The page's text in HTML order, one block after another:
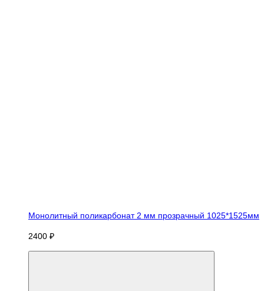
Монолитный поликарбонат 2 мм прозрачный 1025*1525мм
2400 ₽